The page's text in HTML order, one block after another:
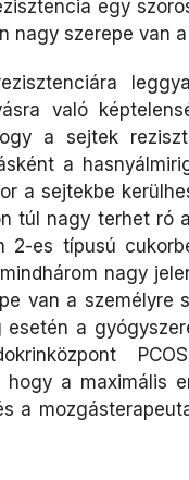
egy
nagy szerepe van
való
a sejtek
a
a sejtekbe
túl nagy terhet ró
2-es típusú
nagy
van a személyre
esetén a
hogy a maximális
a